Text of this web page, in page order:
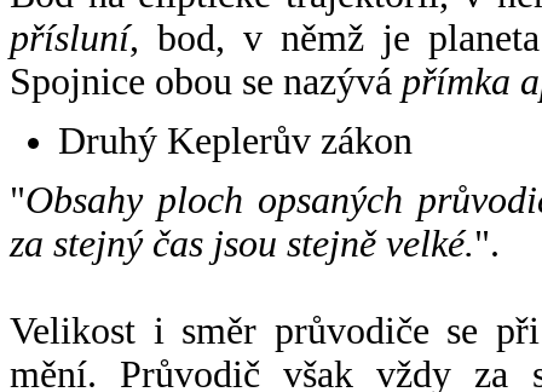
přísluní, bod, v němž je
Spojnice obou se nazývá přímka
Druhý Keplerův zákon
"Obsahy ploch opsaných
za stejný čas jsou stejně velké.".
Velikost i směr průvodiče se
mění. Průvodič však vždy za